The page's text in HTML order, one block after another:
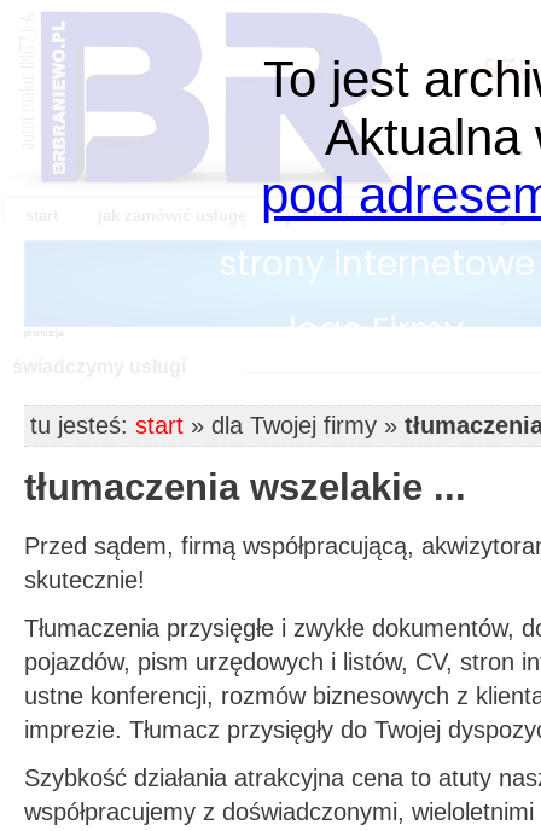
To jest
Aktualna
pod
jak to działa nasze usługi
promocja
tu jesteś: start » dla Twojej firmy »
tłumaczenia wszelakie ...
Przed sądem, firmą współpracującą,
skutecznie!
Tłumaczenia przysięgłe i zwykłe dokumentów,
pojazdów, pism urzędowych i listów, CV, stron
ustne konferencji, rozmów biznesowych z
imprezie. Tłumacz przysięgły do Twojej
Szybkość działania atrakcyjna cena to atuty
współpracujemy z doświadczonymi, wieloletnimi